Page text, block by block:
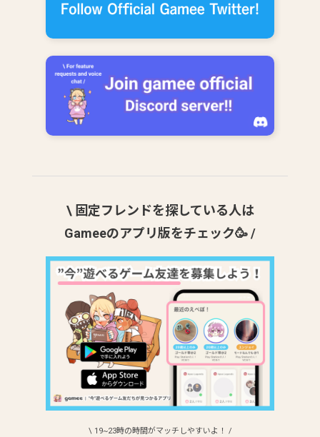
\ 固定フレンドを探している人は
Gameeのアプリ版をチェック🥳 /
\ 19~23時の時間がマッチしやすいよ！ /